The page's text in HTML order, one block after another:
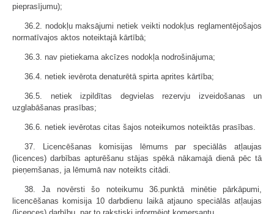
pieprasījumu);
36.2. nodokļu maksājumi netiek veikti nodokļus reglamentējošajos
normatīvajos aktos noteiktajā kārtībā;
36.3. nav pietiekama akcīzes nodokļa nodrošinājuma;
36.4. netiek ievērota denaturētā spirta aprites kārtība;
36.5. netiek izpildītas degvielas rezervju izveidošanas un
uzglabāšanas prasības;
36.6. netiek ievērotas citas šajos noteikumos noteiktās prasības.
37. Licencēšanas komisijas lēmums par speciālās atļaujas
(licences) darbības apturēšanu stājas spēkā nākamajā dienā pēc tā
pieņemšanas, ja lēmumā nav noteikts citādi.
38. Ja novērsti šo noteikumu 36.punktā minētie pārkāpumi,
licencēšanas komisija 10 darbdienu laikā atjauno speciālās atļaujas